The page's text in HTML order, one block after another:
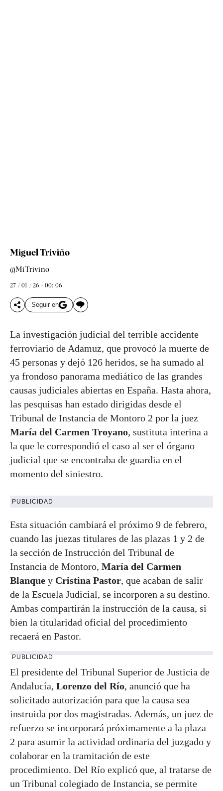
Miguel Triviño
@MiTrivino
27 / 01 / 26 - 00: 06
Seguir en
La investigación judicial del terrible accidente
ferroviario de Adamuz, que provocó la muerte de
45 personas y dejó 126 heridos, se ha sumado al
ya frondoso panorama mediático de las grandes
causas judiciales abiertas en España. Hasta ahora,
las pesquisas han estado dirigidas desde el
Tribunal de Instancia de Montoro 2 por la juez
María del Carmen Troyano, sustituta interina a
la que le correspondió el caso al ser el órgano
judicial que se encontraba de guardia en el
momento del siniestro.
PUBLICIDAD
Esta situación cambiará el próximo 9 de febrero,
cuando las juezas titulares de las plazas 1 y 2 de
la sección de Instrucción del Tribunal de
Instancia de Montoro, María del Carmen
Blanque y Cristina Pastor, que acaban de salir
de la Escuela Judicial, se incorporen a su destino.
Ambas compartirán la instrucción de la causa, si
bien la titularidad oficial del procedimiento
recaerá en Pastor.
PUBLICIDAD
El presidente del Tribunal Superior de Justicia de
Andalucía, Lorenzo del Río, anunció que ha
solicitado autorización para que la causa sea
instruida por dos magistradas. Además, un juez de
refuerzo se incorporará próximamente a la plaza
2 para asumir la actividad ordinaria del juzgado y
colaborar en la tramitación de este
procedimiento. Del Río explicó que, al tratarse de
un Tribunal colegiado de Instancia, se permite